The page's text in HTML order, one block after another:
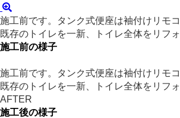
施工前です。タンク式便座は袖付けリモ
既存のトイレを一新、トイレ全体をリフ
施工前の様子
施工前です。タンク式便座は袖付けリモ
既存のトイレを一新、トイレ全体をリフ
AFTER
施工後の様子